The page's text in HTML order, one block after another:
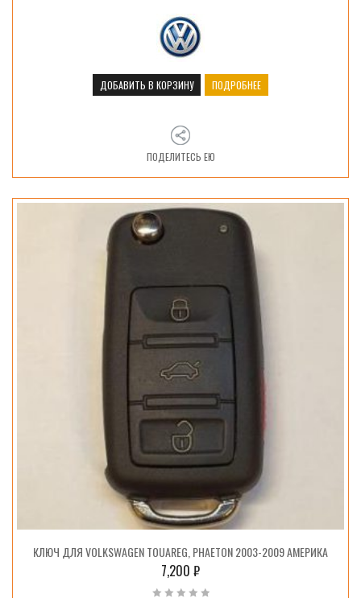
ДОБАВИТЬ В КОРЗИНУ ПОДРОБНЕЕ
ПОДЕЛИТЕСЬ ЕЮ
КЛЮЧ ДЛЯ VOLKSWAGEN TOUAREG, PHAETON 2003-2009 АМЕРИКА
7,200 ₽